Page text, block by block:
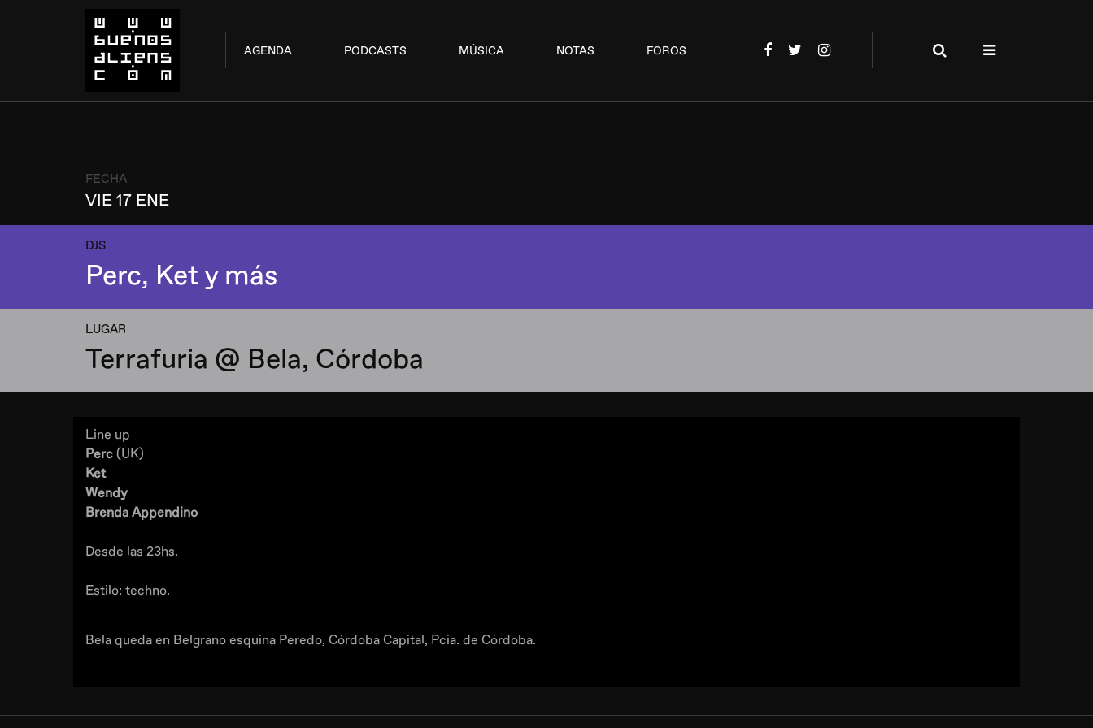
AGENDA PODCASTS MÚSICA NOTAS FOROS
FECHA
VIE 17 ENE
DJS
Perc, Ket y más
LUGAR
Terrafuria @ Bela, Córdoba
Line up
Perc (UK)
Ket
Wendy
Brenda Appendino
Desde las 23hs.
Estilo: techno.
Bela queda en Belgrano esquina Peredo, Córdoba Capital, Pcia. de Córdoba.